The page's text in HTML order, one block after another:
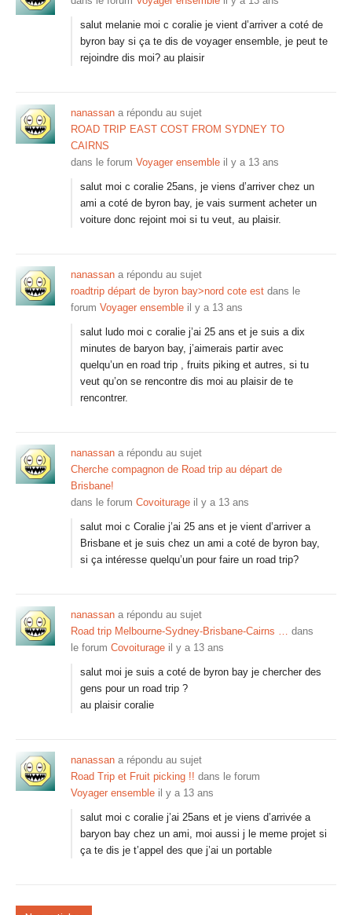
salut melanie moi c coralie je vient d’arriver a coté de
byron bay si ça te dis de voyager ensemble, je peut te
rejoindre dis moi? au plaisir
nanassan a répondu au sujet
ROAD TRIP EAST COST FROM SYDNEY TO
CAIRNS
dans le forum Voyager ensemble il y a 13 ans
salut moi c coralie 25ans, je viens d’arriver chez un
ami a coté de byron bay, je vais surment acheter un
voiture donc rejoint moi si tu veut, au plaisir.
nanassan a répondu au sujet
roadtrip départ de byron bay>nord cote est dans le
forum Voyager ensemble il y a 13 ans
salut ludo moi c coralie j’ai 25 ans et je suis a dix
minutes de baryon bay, j’aimerais partir avec
quelqu’un en road trip , fruits piking et autres, si tu
veut qu’on se rencontre dis moi au plaisir de te
rencontrer.
nanassan a répondu au sujet
Cherche compagnon de Road trip au départ de
Brisbane!
dans le forum Covoiturage il y a 13 ans
salut moi c Coralie j’ai 25 ans et je vient d’arriver a
Brisbane et je suis chez un ami a coté de byron bay,
si ça intéresse quelqu’un pour faire un road trip?
nanassan a répondu au sujet
Road trip Melbourne-Sydney-Brisbane-Cairns … dans
le forum Covoiturage il y a 13 ans
salut moi je suis a coté de byron bay je chercher des
gens pour un road trip ?
au plaisir coralie
nanassan a répondu au sujet
Road Trip et Fruit picking !! dans le forum
Voyager ensemble il y a 13 ans
salut moi c coralie j’ai 25ans et je viens d’arrivée a
baryon bay chez un ami, moi aussi j le meme projet si
ça te dis je t’appel des que j’ai un portable